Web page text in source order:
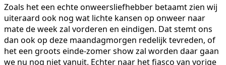
Zoals het een echte onweersliefhebber betaamt zien wij
uiteraard ook nog wat lichte kansen op onweer naar
mate de week zal vorderen en eindigen. Dat stemt ons
dan ook op deze maandagmorgen redelijk tevreden, of
het een groots einde-zomer show zal worden daar gaan
we nu nog niet vanuit. Echter naar het fiasco van vorige